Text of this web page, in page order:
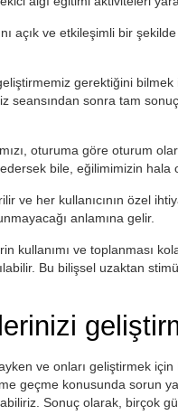
açık ve etkileşimli bir
gerektiğini
seansından sonra tam
oturuma göre oturum
bile, eğilimimizin hala
ve her kullanıcının özel
anlamına gelir.
kullanımı ve toplanması
Bu bilişsel uzaktan
ve onları geliştirmek
geçme konusunda sorun
Sonuç olarak, birçok